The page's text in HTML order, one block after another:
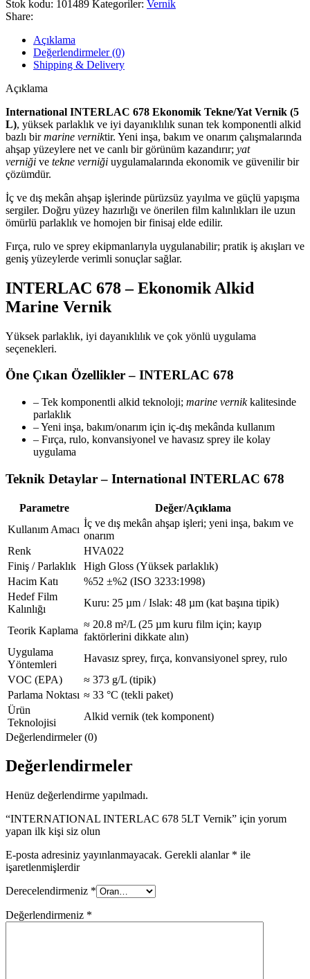
5LT
Vernik
adet
Stok kodu: 101489 Kategoriler: Vernik
Share:
Açıklama
Değerlendirmeler (0)
Shipping & Delivery
Açıklama
International INTERLAC 678 Ekonomik Tekne/Yat Vernik (5
L), yüksek parlaklık ve iyi dayanıklılık sunan tek komponentli alkid
bazlı birmarine verniktir. Yeni inşa, bakım ve onarım çalışmalarında
ahşap yüzeylere net ve canlı bir görünüm kazandırır; yat
verniği ve tekne verniği uygulamalarında ekonomik ve güvenilir bir
çözümdür.
İç ve dış mekân ahşap işlerinde pürüzsüz yayılma ve güçlü yapışma
sergiler. Doğru yüzey hazırlığı ve önerilen film kalınlıkları ile uzun
ömürlü parlaklık ve homojen bir finisaj elde edilir.
Fırça, rulo ve sprey ekipmanlarıyla uygulanabilir; pratik iş akışları ve
geniş yüzeylerde verimli sonuçlar sağlar.
INTERLAC 678 – Ekonomik Alkid
Marine Vernik
Yüksek parlaklık, iyi dayanıklılık ve çok yönlü uygulama
seçenekleri.
Öne Çıkan Özellikler – INTERLAC 678
– Tek komponentli alkid teknoloji; marine vernikkalitesinde
parlaklık
– Yeni inşa, bakım/onarım için iç-dış mekânda kullanım
– Fırça, rulo, konvansiyonel ve havasız sprey ile kolay
uygulama
Teknik Detaylar – International INTERLAC 678
Parametre
Değer/Açıklama
Kullanım Amacı
İç ve dış mekân ahşap işleri; yeni inşa, bakım ve
onarım
Renk
HVA022
Finiş / Parlaklık
High Gloss (Yüksek parlaklık)
Hacim Katı
%52 ±%2 (ISO 3233:1998)
Hedef Film
Kalınlığı
Kuru: 25 µm / Islak: 48 µm (kat başına tipik)
Teorik Kaplama
≈ 20.8 m²/L (25 µm kuru film için; kayıp
faktörlerini dikkate alın)
Uygulama
Yöntemleri
Havasız sprey, fırça, konvansiyonel sprey, rulo
VOC (EPA)
≈ 373 g/L (tipik)
Parlama Noktası ≈ 33 °C (tekli paket)
Ürün
Teknolojisi
Alkid vernik (tek komponent)
Değerlendirmeler (0)
Değerlendirmeler
Henüz değerlendirme yapılmadı.
“INTERNATIONAL INTERLAC 678 5LT Vernik” için yorum
yapan ilk kişi siz olun
E-posta adresiniz yayınlanmayacak. Gerekli alanlar * ile
işaretlenmişlerdir
Derecelendirmeniz *
Değerlendirmeniz *